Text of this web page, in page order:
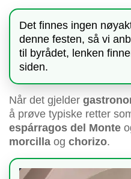
Det finnes ingen
denne festen, så vi
til byrådet, lenken
siden.
Når det gjelder
å prøve typiske retter
espárragos del Monte
morcilla og chorizo.